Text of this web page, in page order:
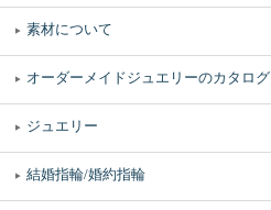
素材について
オーダーメイドジュエリーのカタログ
ジュエリー
結婚指輪/婚約指輪